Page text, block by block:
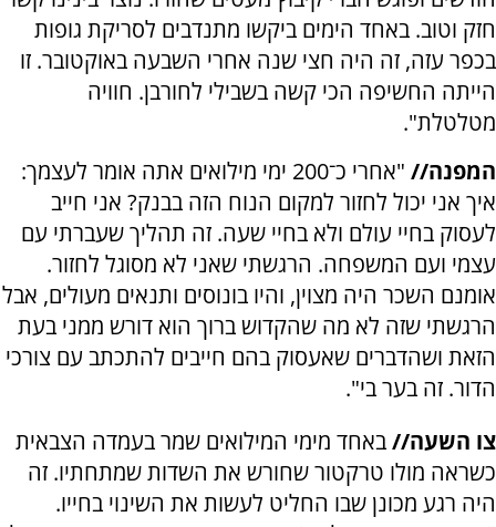
חזק וטוב. באחד הימים ביקשו מתנדבים לסריקת גופות
בכפר עזה, זה היה חצי שנה אחרי השבעה באוקטובר. זו
הייתה החשיפה הכי קשה בשבילי לחורבן. חוויה
מטלטלת".
המפנה//
"אחרי כ־200 ימי מילואים אתה אומר לעצמך:
איך אני יכול לחזור למקום הנוח הזה בבנק? אני חייב
לעסוק בחיי עולם ולא בחיי שעה. זה תהליך שעברתי עם
עצמי ועם המשפחה. הרגשתי שאני לא מסוגל לחזור.
אומנם השכר היה מצוין, והיו בונוסים ותנאים מעולים, אבל
הרגשתי שזה לא מה שהקדוש ברוך הוא דורש ממני בעת
הזאת ושהדברים שאעסוק בהם חייבים להתכתב עם צורכי
הדור. זה בער בי".
צו השעה//באחד מימי המילואים שמר בעמדה הצבאית
כשראה מולו טרקטור שחורש את השדות שמתחתיו. זה
היה רגע מכונן שבו החליט לעשות את השינוי בחייו.